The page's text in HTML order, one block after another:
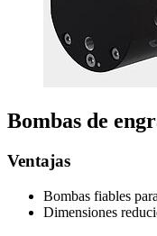
Bombas de
Ventajas
Bombas fiables
Dimensiones